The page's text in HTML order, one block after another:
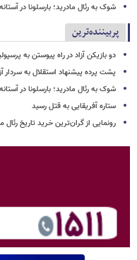
شوک به رئال مادرید؛ بارسلونا در
پربیننده‌ترین
دو بازیکن آزاد در راه پیوستن به
پشت پرده پیشنهاد استقلال به سردار
شوک به رئال مادرید؛ بارسلونا در
ستاره آفریقایی به قتل رسید
رونمایی از گران‌ترین خرید تاریخ رئال